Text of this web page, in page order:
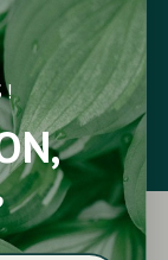
beautéà votre
.
!